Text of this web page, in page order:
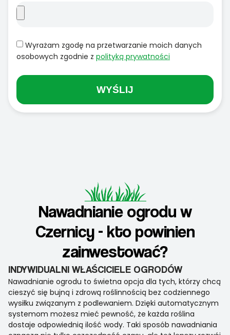
Wyrażam zgodę na przetwarzanie moich danych
osobowych zgodnie z polityką prywatności
WYŚLIJ
Nawadnianie ogrodu w
Czernicy - kto powinien
zainwestować?
INDYWIDUALNI WŁAŚCICIELE OGRODÓW
Nawadnianie ogrodu to świetna opcja dla tych, którzy chcą
cieszyć się bujną i zdrową roślinnością bez codziennego
wysiłku związanym z podlewaniem. Dzięki automatycznym
systemom możesz mieć pewność, że każda roślina
dostaje odpowiednią ilość wody. Taki sposób nawadniania